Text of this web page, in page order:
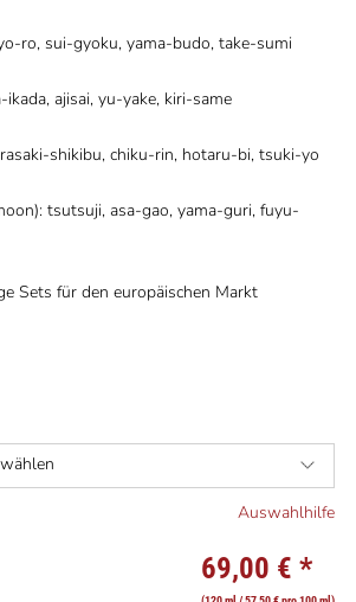
ro, sui-gyoku, yama-budo, take-sumi
ikada, ajisai, yu-yake, kiri-same
shikibu, chiku-rin, hotaru-bi, tsuki-yo
tsutsuji, asa-gao, yama-guri, fuyu-
Sets für den europäischen Markt
Auswahlhilfe
69,00 € *